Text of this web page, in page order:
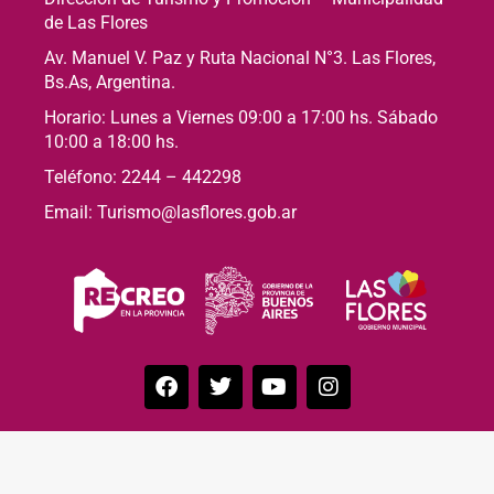
de Las Flores
Av. Manuel V. Paz y Ruta Nacional N°3. Las Flores,
Bs.As, Argentina.
Horario: Lunes a Viernes 09:00 a 17:00 hs. Sábado
10:00 a 18:00 hs.
Teléfono: 2244 – 442298
Email: Turismo@lasflores.gob.ar